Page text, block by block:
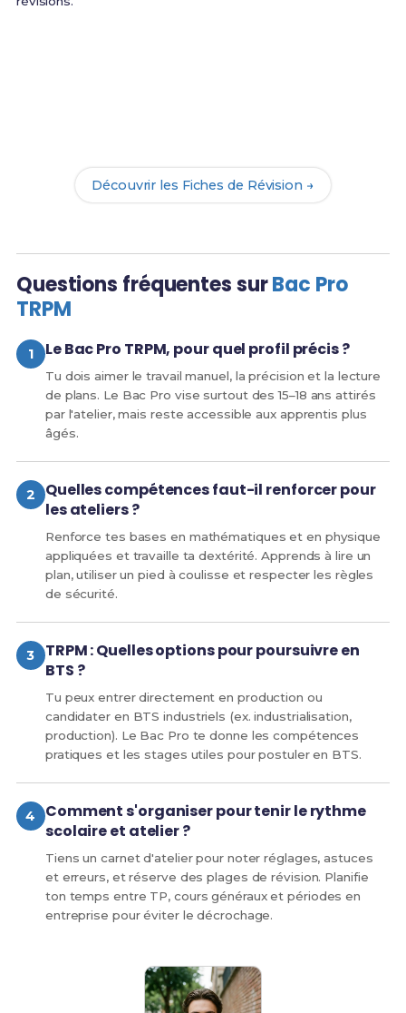
Découvrir les Fiches de Révision →
Questions fréquentes surBac Pro
TRPM
Le Bac Pro TRPM, pour quel profil précis ?
Tu dois aimer le travail manuel, la précision et la lecture
de plans. Le Bac Pro vise surtout des 15–18 ans attirés
par l'atelier, mais reste accessible aux apprentis plus
âgés.
Quelles compétences faut-il renforcer pour
les ateliers ?
Renforce tes bases en mathématiques et en physique
appliquées et travaille ta dextérité. Apprends à lire un
plan, utiliser un pied à coulisse et respecter les règles
de sécurité.
TRPM : Quelles options pour poursuivre en
BTS ?
Tu peux entrer directement en production ou
candidater en BTS industriels (ex. industrialisation,
production). Le Bac Pro te donne les compétences
pratiques et les stages utiles pour postuler en BTS.
Comment s'organiser pour tenir le rythme
scolaire et atelier ?
Tiens un carnet d'atelier pour noter réglages, astuces
et erreurs, et réserve des plages de révision. Planifie
ton temps entre TP, cours généraux et périodes en
entreprise pour éviter le décrochage.